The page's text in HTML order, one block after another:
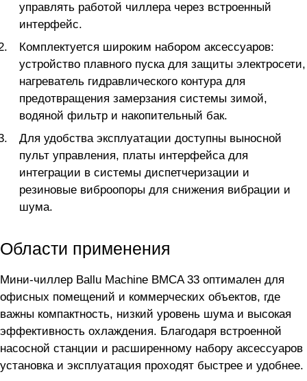
управлять работой чиллера через встроенный
интерфейс.
Комплектуется широким набором аксессуаров:
устройство плавного пуска для защиты электросети,
нагреватель гидравлического контура для
предотвращения замерзания системы зимой,
водяной фильтр и накопительный бак.
Для удобства эксплуатации доступны выносной
пульт управления, платы интерфейса для
интеграции в системы диспетчеризации и
резиновые виброопоры для снижения вибрации и
шума.
Области применения
Мини-чиллер Ballu Machine BMCA 33 оптимален для
офисных помещений и коммерческих объектов, где
важны компактность, низкий уровень шума и высокая
эффективность охлаждения. Благодаря встроенной
насосной станции и расширенному набору аксессуаров
установка и эксплуатация проходят быстрее и удобнее.